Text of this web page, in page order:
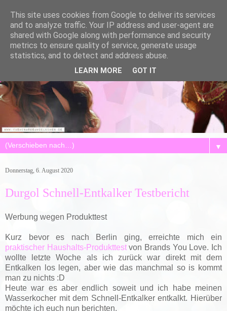
▼
Donnerstag, 6. August 2020
Durgol Schnell-Entkalker Testbericht
Werbung wegen Produkttest
Kurz bevor es nach Berlin ging, erreichte mich ein
praktischer Haushalts-Produkttestvon Brands You Love. Ich
wollte letzte Woche als ich zurück war direkt mit dem
Entkalken los legen, aber wie das manchmal so is kommt
man zu nichts :D
Heute war es aber endlich soweit und ich habe meinen
Wasserkocher mit dem Schnell-Entkalker entkalkt. Hierüber
möchte ich euch nun berichten.
This site uses cookies from Google to deliver its services
and to analyze traffic. Your IP address and user-agent are
shared with Google along with performance and security
metrics to ensure quality of service, generate usage
statistics, and to detect and address abuse.
LEARN MORE GOT IT